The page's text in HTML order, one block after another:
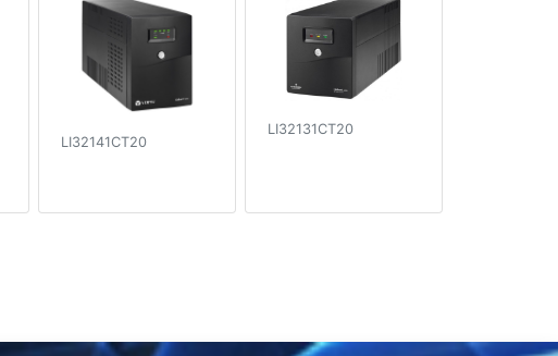
LI32141CT20
LI32131CT20